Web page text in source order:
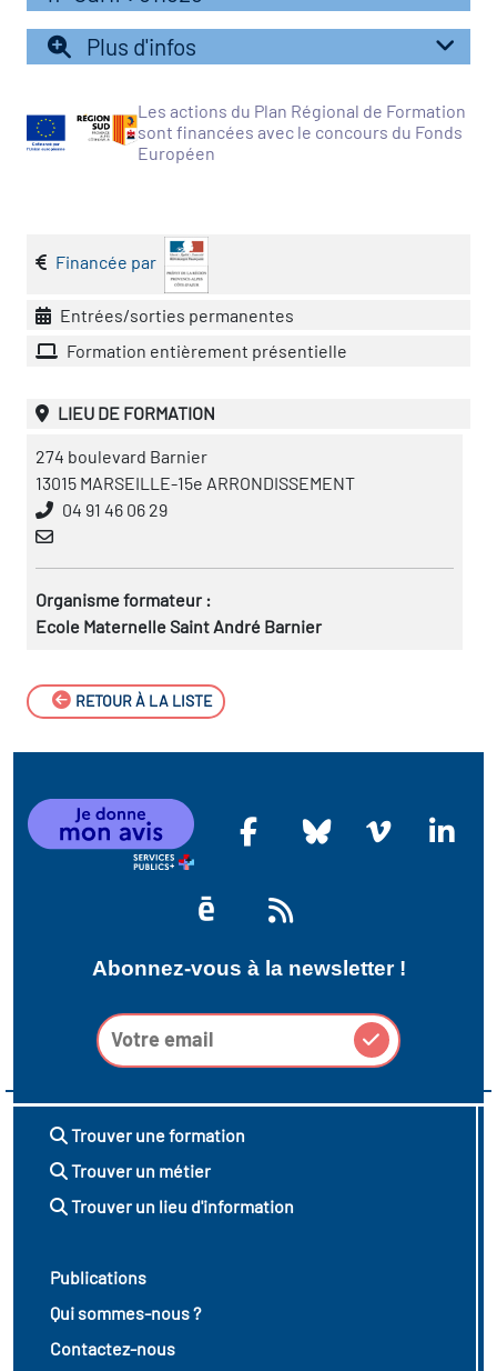
emploi-formation
des secteurs
Plus d'infos
Les actions du Plan Régional de Formation
sont financées avec le concours du Fonds
Européen
Financée par
Entrées/sorties permanentes
Formation entièrement présentielle
LIEU DE FORMATION
274 boulevard Barnier
13015 MARSEILLE-15e ARRONDISSEMENT
04 91 46 06 29
Organisme formateur :
Ecole Maternelle Saint André Barnier
RETOUR À LA LISTE
Abonnez-vous à la newsletter !
Trouver une formation
Trouver un métier
Trouver un lieu d'information
Publications
Qui sommes-nous ?
Contactez-nous